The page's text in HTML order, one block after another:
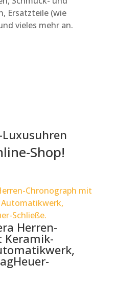
Ersatzteile (wie
vieles mehr an.
Luxusuhren
Shop!
Herren-
Keramik-